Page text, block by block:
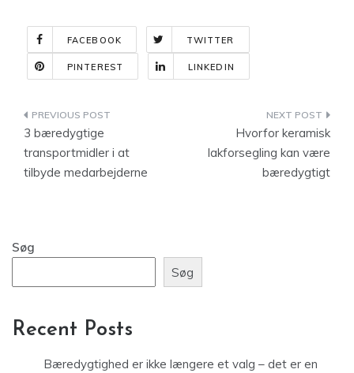
FACEBOOK TWITTER
PINTEREST LINKEDIN
Indlægsnavigation
3 bæredygtige
transportmidler i at
tilbyde medarbejderne
Hvorfor keramisk
lakforsegling kan være
bæredygtigt
Søg
Søg
Recent Posts
Bæredygtighed er ikke længere et valg – det er en